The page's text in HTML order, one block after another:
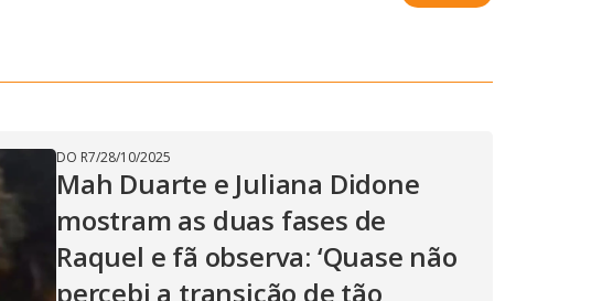
DO R7/28/10/2025
Mah Duarte e Juliana Didone
mostram as duas fases de
Raquel e fã observa: ‘Quase não
percebi a transição de tão